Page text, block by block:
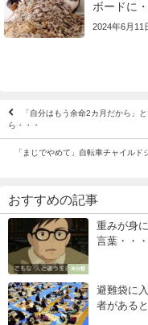
ボードに
2024年6月11
「自分はもう余命2カ月だから」
ら・・・
「まじでやめて」自転車チャイル
おすすめの記事
未分類
重みが身
言葉・・
避難袋に
者がある